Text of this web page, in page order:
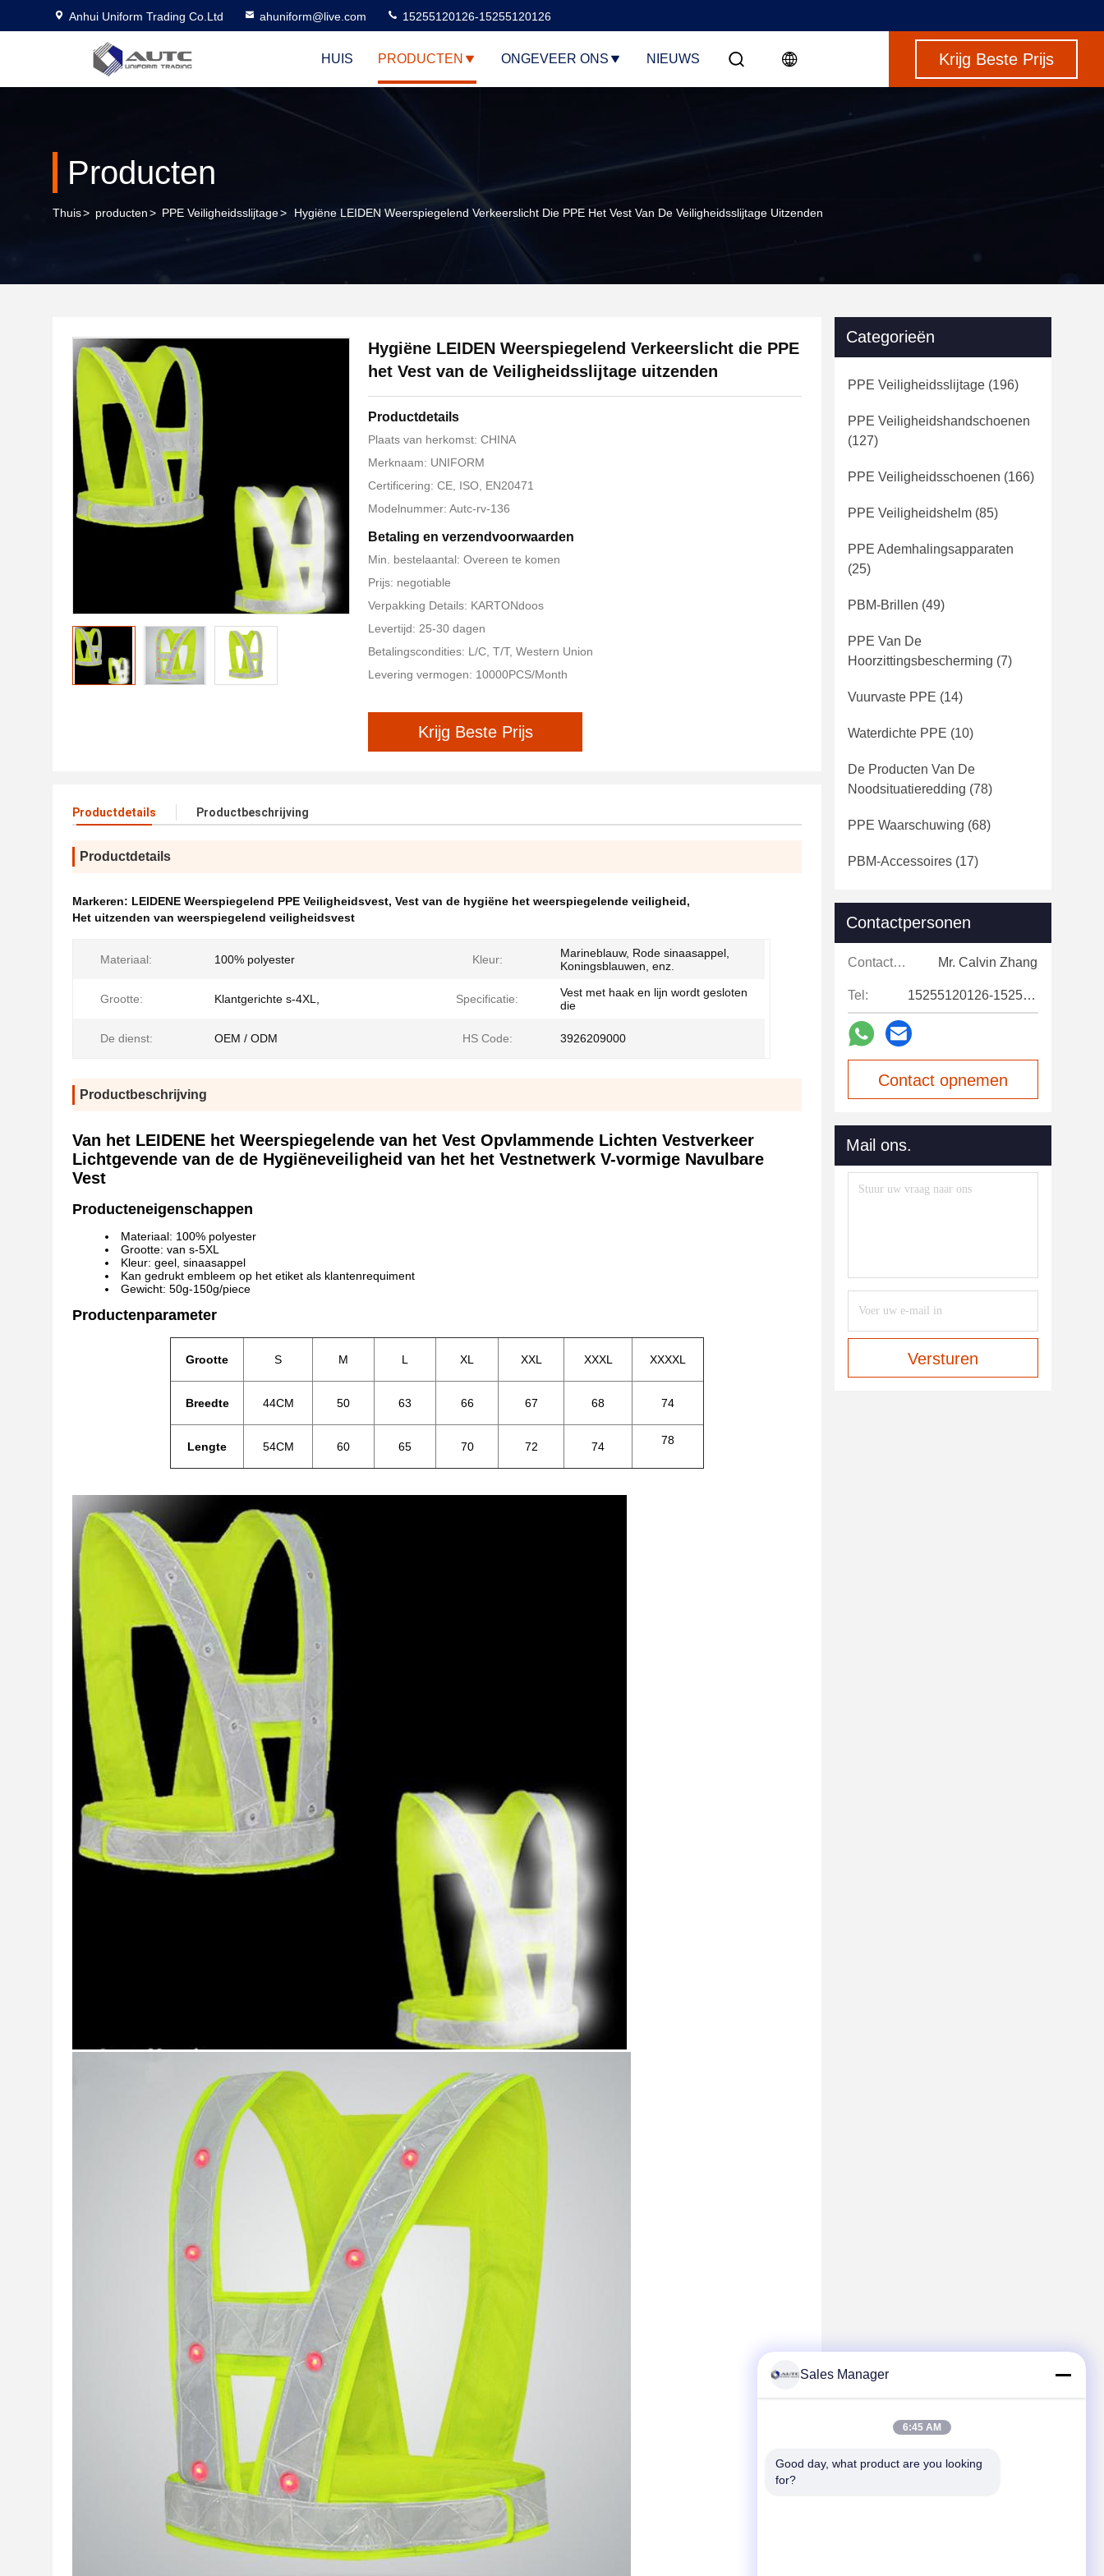
Anhui Uniform Trading Co.Ltd ahuniform@live.com 15255120126-15255120126
HUIS PRODUCTEN ONGEVEER ONS NIEUWS Krijg Beste Prijs
Producten
Thuis> producten> PPE Veiligheidsslijtage> Hygiëne LEIDEN Weerspiegelend Verkeerslicht Die PPE Het Vest Van De Veiligheidsslijtage Uitzenden
Hygiëne LEIDEN Weerspiegelend Verkeerslicht die PPE
het Vest van de Veiligheidsslijtage uitzenden
Productdetails
Plaats van herkomst: CHINA
Merknaam: UNIFORM
Certificering: CE, ISO, EN20471
Modelnummer: Autc-rv-136
Betaling en verzendvoorwaarden
Min. bestelaantal: Overeen te komen
Prijs: negotiable
Verpakking Details: KARTONdoos
Levertijd: 25-30 dagen
Betalingscondities: L/C, T/T, Western Union
Levering vermogen: 10000PCS/Month
Krijg Beste Prijs
Productdetails Productbeschrijving
Productdetails
Markeren: LEIDENE Weerspiegelend PPE Veiligheidsvest, Vest van de hygiëne het weerspiegelende veiligheid,
Het uitzenden van weerspiegelend veiligheidsvest
Materiaal: 100% polyester Kleur:
Marineblauw, Rode sinaasappel,
Koningsblauwen, enz.
Grootte: Klantgerichte s-4XL, Specificatie:
Vest met haak en lijn wordt gesloten
die
De dienst: OEM / ODM HS Code: 3926209000
Productbeschrijving
Van het LEIDENE het Weerspiegelende van het Vest Opvlammende Lichten Vestverkeer
Lichtgevende van de de Hygiëneveiligheid van het het Vestnetwerk V-vormige Navulbare
Vest
Producteneigenschappen
Materiaal: 100% polyester
Grootte: van s-5XL
Kleur: geel, sinaasappel
Kan gedrukt embleem op het etiket als klantenrequiment
Gewicht: 50g-150g/piece
Productenparameter
Grootte S M L XL XXL XXXL XXXXL
Breedte 44CM 50 63 66 67 68 74
Lengte 54CM 60 65 70 72 74 78
Categorieën
PPE Veiligheidsslijtage (196)
PPE Veiligheidshandschoenen
(127)
PPE Veiligheidsschoenen (166)
PPE Veiligheidshelm (85)
PPE Ademhalingsapparaten
(25)
PBM-Brillen (49)
PPE Van De
Hoorzittingsbescherming (7)
Vuurvaste PPE (14)
Waterdichte PPE (10)
De Producten Van De
Noodsituatieredding (78)
PPE Waarschuwing (68)
PBM-Accessoires (17)
Contactpersonen
Contactpersonen: Mr. Calvin Zhang
Tel: 15255120126-15255120126
Contact opnemen
Mail ons.
Versturen
Sales Manager
6:45 AM
Good day, what product are you looking
for?